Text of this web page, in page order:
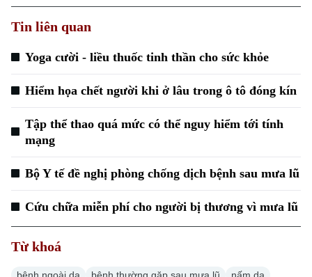
Tin liên quan
Yoga cười - liều thuốc tinh thần cho sức khỏe
Hiểm họa chết người khi ở lâu trong ô tô đóng kín
Tập thể thao quá mức có thể nguy hiểm tới tính
mạng
Bộ Y tế đề nghị phòng chống dịch bệnh sau mưa lũ
Cứu chữa miễn phí cho người bị thương vì mưa lũ
Từ khoá
bệnh ngoài da bệnh thường gặp sau mưa lũ
nấm da